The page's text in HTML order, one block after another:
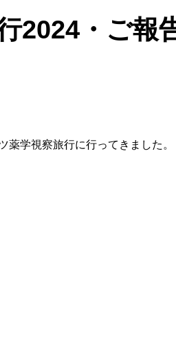
2024・ご報
薬学視察旅行に行ってきました。